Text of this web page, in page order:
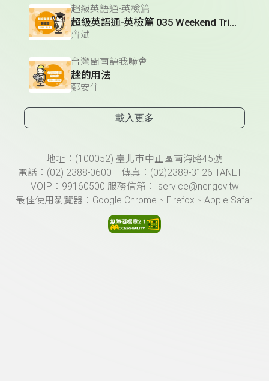
超級英語通-英檢篇
超級英語通-英檢篇 035 Weekend Trip- 週末旅遊
齊斌
台灣閩南語我嘛會
趖的用法
鄭安住
載入更多
頁尾資訊地址：(100052) 臺北市中正區南海路45號
電話：(02) 2388-0600 傳真：(02)2389-3126 TANET
VOIP：99160500 服務信箱： service@ner.gov.tw
最佳使用瀏覽器：Google Chrome、Firefox、Apple Safari